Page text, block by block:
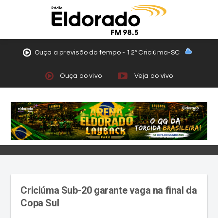
Ouça a previsão do tempo - 12º Criciúma-SC
Ouça ao vivo Veja ao vivo
No jogo de ida, realizado no CT Antenor Angeloni,
os carvoeiros haviam conquistado uma vitória